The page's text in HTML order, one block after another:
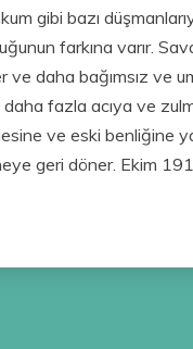
gibi bazı
farkına varır.
daha bağımsız ve
fazla acıya ve
ve eski benliğine
geri döner. Ekim